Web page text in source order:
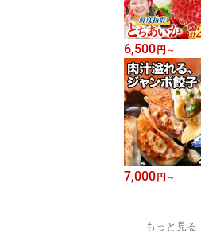
6,500円 ～
7,000円 ～
もっと見る